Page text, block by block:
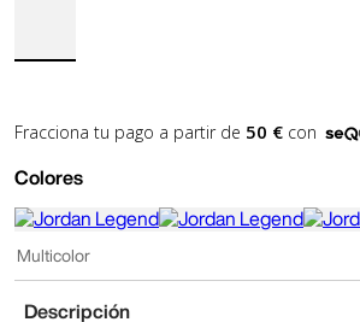
Fracciona tu pago a partir de 50 € con
Colores
Multicolor
Descripción